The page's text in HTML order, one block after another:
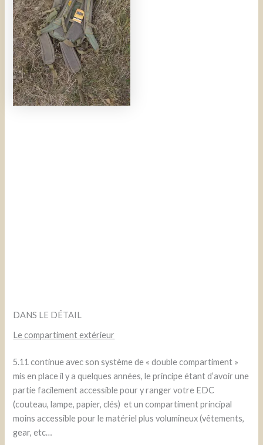
DANS LE DÉTAIL
Le compartiment extérieur
5.11 continue avec son système de « double compartiment »
mis en place il y a quelques années, le principe étant d’avoir une
partie facilement accessible pour y ranger votre EDC
(couteau, lampe, papier, clés) et un compartiment principal
moins accessible pour le matériel plus volumineux (vêtements,
gear, etc…